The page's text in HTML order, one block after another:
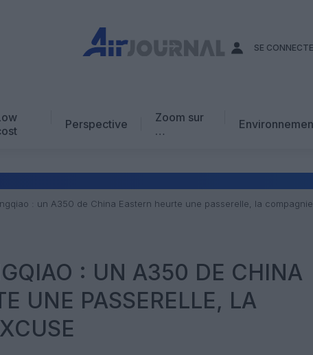
SE
Perspective
Zoom sur
…
Avis d’expert
: un A350 de China Eastern heurte une passerelle, la compagnie
: UN A350 DE CHINA
UNE PASSERELLE, LA